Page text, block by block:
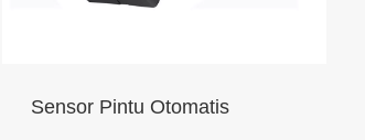
Pintu Fungsi Geser